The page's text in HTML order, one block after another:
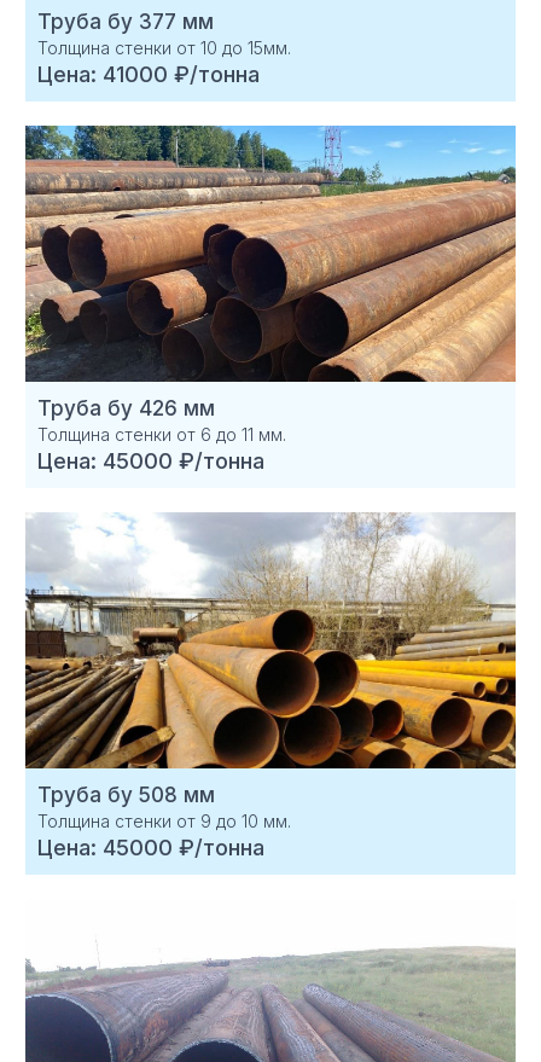
Труба бу 377 мм
Толщина стенки от 10 до 15мм.
Цена: 41000 ₽/тонна
Труба бу 426 мм
Толщина стенки от 6 до 11 мм.
Цена: 45000 ₽/тонна
Труба бу 508 мм
Толщина стенки от 9 до 10 мм.
Цена: 45000 ₽/тонна